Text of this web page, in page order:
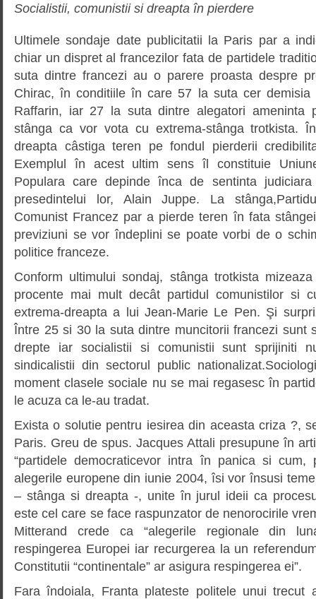
Socialistii, comunistii si dreapta în pierdere
Ultimele sondaje date publicitatii la Paris par a
chiar un dispret al francezilor fata de partidele
suta dintre francezi au o parere proasta despre
Chirac, în conditiile în care 57 la suta cer demisia
Raffarin, iar 27 la suta dintre alegatori ameninta
stânga ca vor vota cu extrema-stânga trotkista.
dreapta câstiga teren pe fondul pierderii
Exemplul în acest ultim sens îl constituie
Populara care depinde înca de sentinta
presedintelui lor, Alain Juppe. La
Comunist Francez par a pierde teren în fata
previziuni se vor îndeplini se poate vorbi de o
politice franceze.
Conform ultimului sondaj, stânga trotkista
procente mai mult decât partidul comunistilor si
extrema-dreapta a lui Jean-Marie Le Pen. Şi
Între 25 si 30 la suta dintre muncitorii francezi sunt
drepte iar socialistii si comunistii sunt sprijiniti
sindicalistii din sectorul public
moment clasele sociale nu se mai regasesc în
le acuza ca le-au tradat.
Exista o solutie pentru iesirea din aceasta criza ?,
Paris. Greu de spus. Jacques Attali presupune în
“partidele democraticevor intra în panica si
alegerile europene din iunie 2004, îsi vor însusi
– stânga si dreapta -, unite în jurul ideii ca
este cel care se face raspunzator de nenorocirile
Mitterand crede ca “alegerile regionale din
respingerea Europei iar recurgerea la un
Constitutii “continentale” ar asigura respingerea ei”.
Fara îndoiala, Franta plateste politele unui trecut